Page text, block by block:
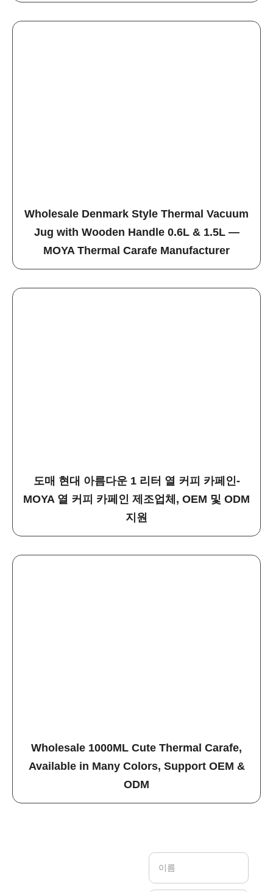
Wholesale Denmark Style Thermal Vacuum
Jug with Wooden Handle 0.6L & 1.5L —
MOYA Thermal Carafe Manufacturer
도매 현대 아름다운 1 리터 열 커피 카페인-
MOYA 열 커피 카페인 제조업체, OEM 및 ODM
지원
Wholesale 1000ML Cute Thermal Carafe,
Available in Many Colors, Support OEM &
ODM